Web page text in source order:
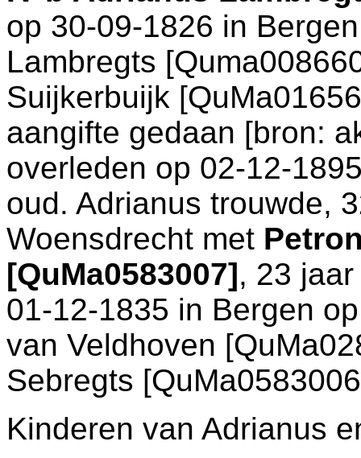
op 30-09-1826 in
Lambregts
Suijkerbuijk
aangifte gedaan [bron:
overleden op 02-12-
oud. Adrianus trouwde,
Woensdrecht met
[QuMa0583007], 23
01-12-1835 in Bergen
van Veldhoven
Sebregts
Kinderen van Adrianus